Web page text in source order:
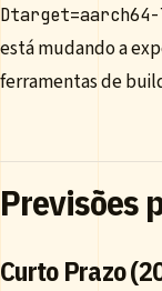
está mudando a
ferramentas de
Previsões
Curto Prazo